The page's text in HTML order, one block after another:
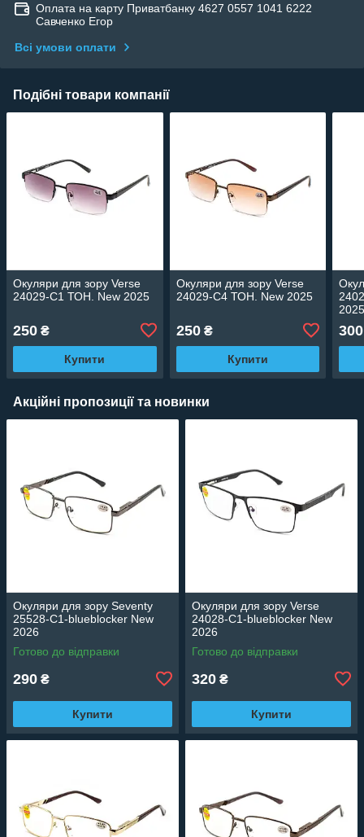
Оплата на карту Приватбанку 4627 0557 1041 6222
Савченко Егор
Всі умови оплати
Подібні товари компанії
Окуляри для зору Verse
24029-C1 ТОН. New 2025
250 ₴
Купити
Окуляри для зору Verse
24029-C4 ТОН. New 2025
250₴
Купити
300
Акційні пропозиції та новинки
Окуляри для зору Seventy
25528-C1-blueblocker New
2026
Готово до відправки
290 ₴
Купити
Окуляри для зору Verse
24028-C1-blueblocker New
2026
Готово до відправки
320 ₴
Купити